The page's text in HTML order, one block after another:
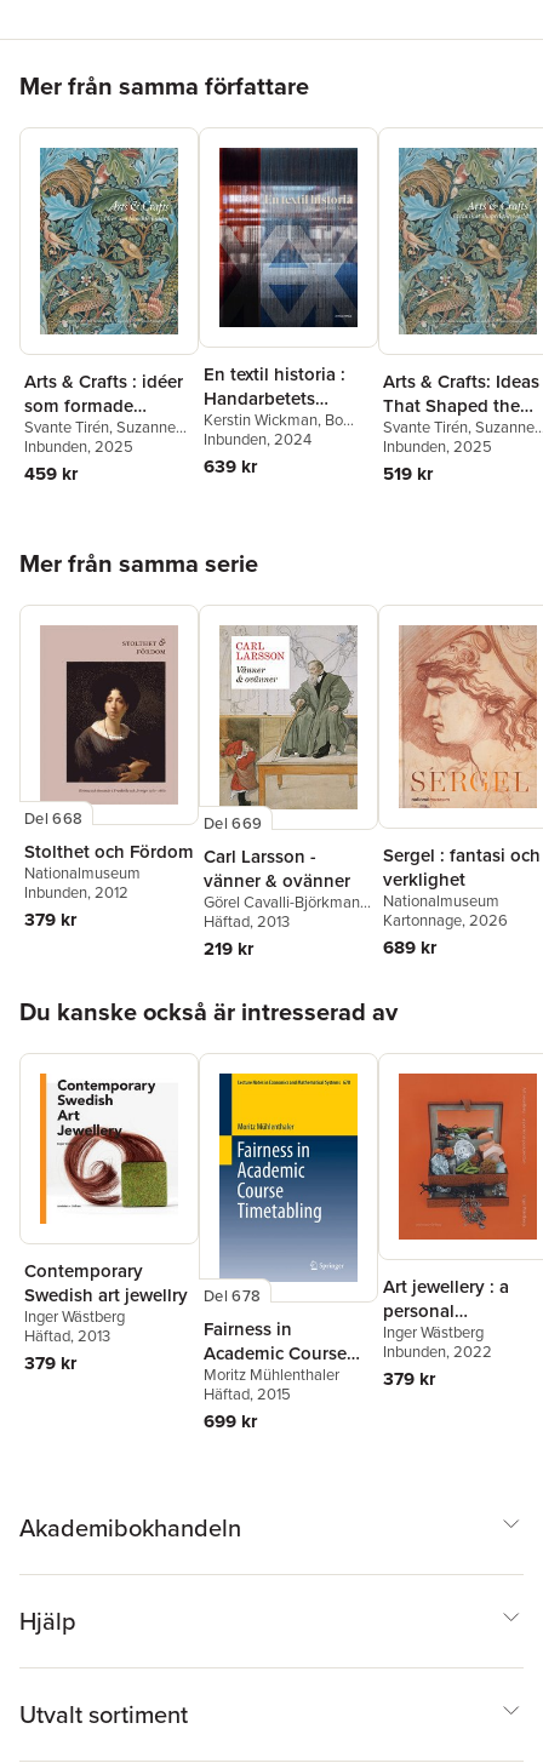
Mer från samma författare
Arts & Crafts : idéer
som formade
världen
Svante Tirén,Suzanne
Fagence Cooper
Bain, Richard Bisgrove
Qaisra Khan
Gunnarsson, Kathy
Inbunden, 2025
459 kr
En textil historia :
Handarbetets
Vänner 150 år
Kerstin Wickman, Bo
Madestrand,Carolina
Söderholm
Philip Warkander
Inbunden, 2024
639 kr
Arts & Crafts: Ideas
That Shaped the
World
Svante Tirén,Suzanne
Fagence Cooper
Bain ,Richard Bisgrove
Qaisra Khan
Suzanne Fagence
Cooper,Elisabeth
Gunnarsson
Inbunden, 2025
519 kr
Mer från samma serie
Del 668
Stolthet och Fördom
Nationalmuseum
Inbunden, 2012
379 kr
Del 669
Carl Larsson -
vänner & ovänner
Görel Cavalli-Björkman,
Per I. Gedin,Martin Olin
Torsten Gunnarsson
Häftad, 2013
219 kr
Sergel : fantasi och
verklighet
Nationalmuseum
Kartonnage, 2026
689 kr
Du kanske också är intresserad av
Contemporary
Swedish art jewellry
Inger Wästberg
Häftad, 2013
379 kr
Del 678
Fairness in
Academic Course
Timetabling
Moritz Mühlenthaler
Häftad, 2015
699 kr
Art jewellery : a
personal
perspective
Inger Wästberg
Inbunden, 2022
379 kr
Akademibokhandeln
Hjälp
Utvalt sortiment